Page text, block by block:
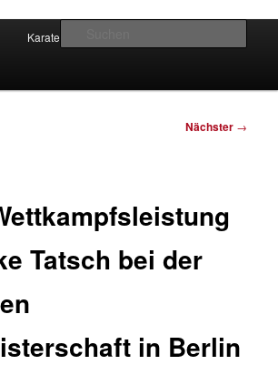
e.V.
Karate
Nächster →
Tatsch bei der
in Berlin